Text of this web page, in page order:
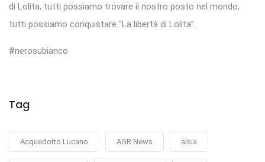
di Lolita, tutti possiamo trovare il nostro posto nel mondo,
tutti possiamo conquistare “La libertà di Lolita”.
#nerosubianco
Tag
Acquedotto Lucano AGR News alsia